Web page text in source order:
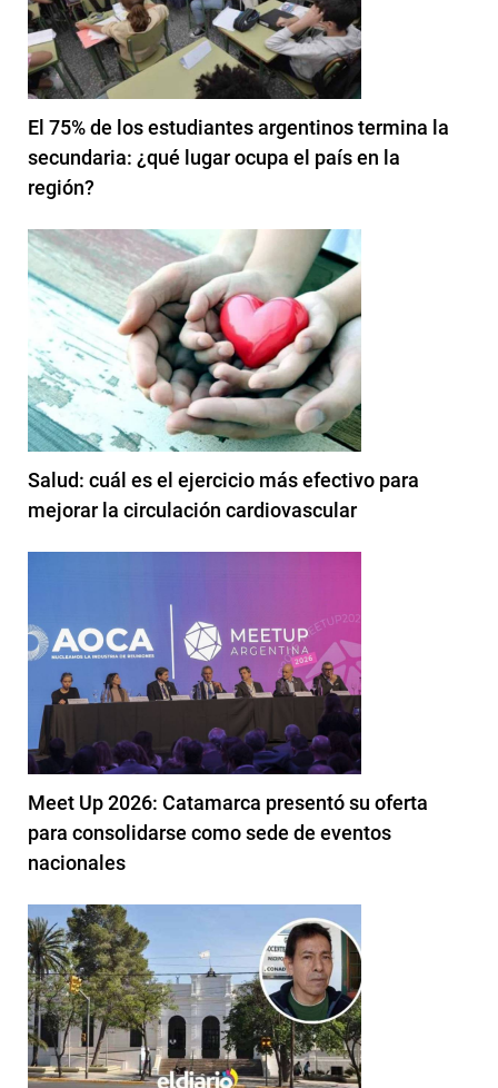
El 75% de los estudiantes argentinos termina la
secundaria: ¿qué lugar ocupa el país en la
región?
Salud: cuál es el ejercicio más efectivo para
mejorar la circulación cardiovascular
Meet Up 2026: Catamarca presentó su oferta
para consolidarse como sede de eventos
nacionales